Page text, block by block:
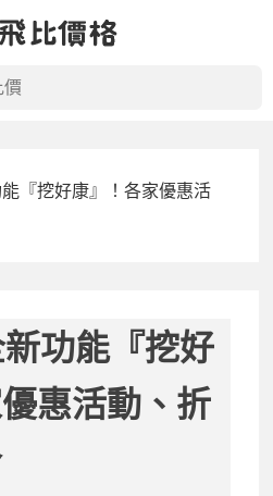
『挖好康』！各家優惠活
功能『挖好
惠活動、折